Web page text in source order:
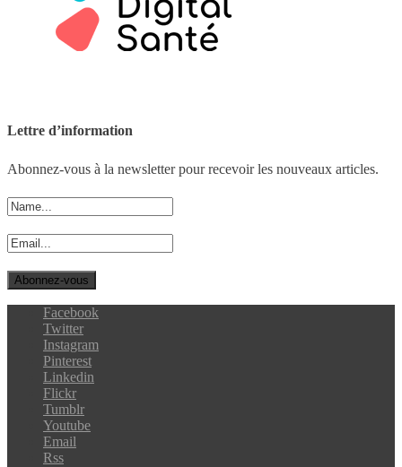
Lettre d’information
Abonnez-vous à la newsletter pour recevoir les nouveaux articles.
Facebook
Twitter
Instagram
Pinterest
Linkedin
Flickr
Tumblr
Youtube
Email
Rss